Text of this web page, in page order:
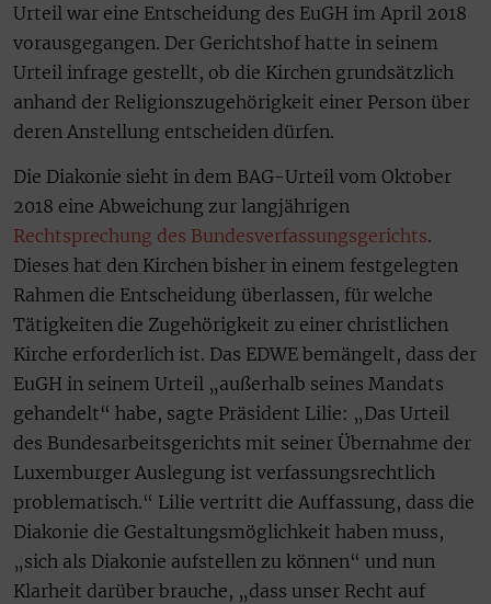
Urteil war eine Entscheidung des EuGH im April 2018
vorausgegangen. Der Gerichtshof hatte in seinem
Urteil infrage gestellt, ob die Kirchen grundsätzlich
anhand der Religionszugehörigkeit einer Person über
deren Anstellung entscheiden dürfen.
Die Diakonie sieht in dem BAG-Urteil vom Oktober
2018 eine Abweichung zur langjährigen
Rechtsprechung des Bundesverfassungsgerichts.
Dieses hat den Kirchen bisher in einem festgelegten
Rahmen die Entscheidung überlassen, für welche
Tätigkeiten die Zugehörigkeit zu einer christlichen
Kirche erforderlich ist. Das EDWE bemängelt, dass der
EuGH in seinem Urteil „außerhalb seines Mandats
gehandelt“ habe, sagte Präsident Lilie: „Das Urteil
des Bundesarbeitsgerichts mit seiner Übernahme der
Luxemburger Auslegung ist verfassungsrechtlich
problematisch.“ Lilie vertritt die Auffassung, dass die
Diakonie die Gestaltungsmöglichkeit haben muss,
„sich als Diakonie aufstellen zu können“ und nun
Klarheit darüber brauche, „dass unser Recht auf